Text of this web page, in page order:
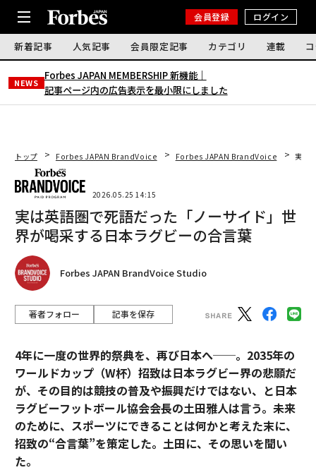
会員登録 ログイン
新着記事 人気記事 会員限定記事 カテゴリ 連載
NEWS
Forbes JAPAN MEMBERSHIP 新機能｜
記事ページ内の広告表示を最小限にしました
トップ Forbes JAPAN BrandVoice Forbes JAPAN BrandVoice 実は
2026.05.25 14:15
実は英語圏で死語だった「ノーサイド」世
界が喝采する日本ラグビーの合言葉
Forbes JAPAN BrandVoice Studio
著者フォロー 記事を保存
4年に一度の世界的祭典を、再び日本へ──。2035年の
ワールドカップ（W杯）招致は日本ラグビー界の悲願だ
が、その目的は競技の普及や振興だけではない、と日本
ラグビーフットボール協会会長の土田雅人は言う。 未来
のために、スポーツにできることは何かと考えた末に、
招致の“合言葉”を策定した。土田に、その思いを聞い
た。